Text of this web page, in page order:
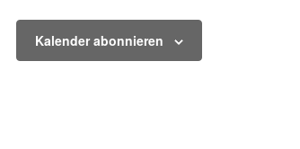
Kalender abonnieren